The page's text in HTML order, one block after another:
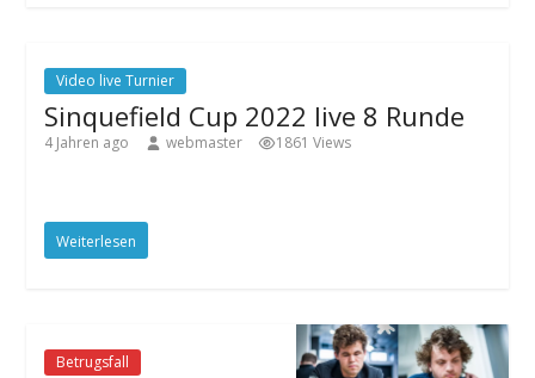
Video live Turnier
Sinquefield Cup 2022 live 8 Runde
4 Jahren ago webmaster 1861 Views
Weiterlesen
Betrugsfall